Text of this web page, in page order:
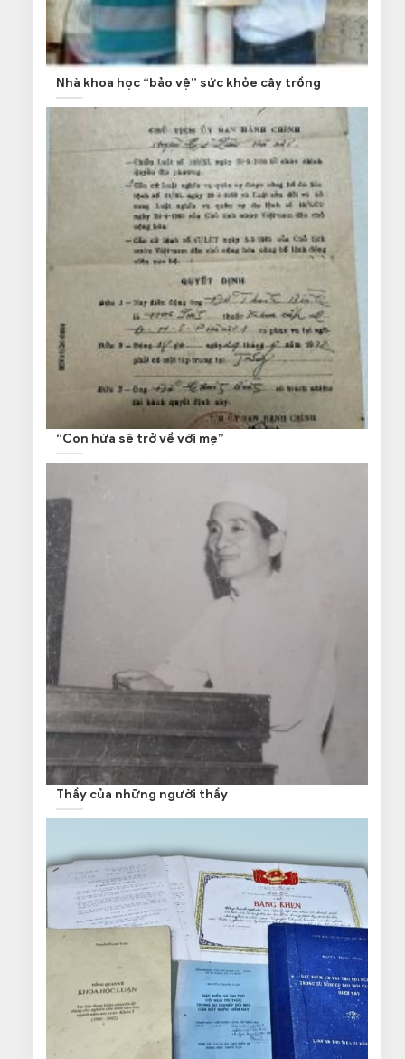
Nhà khoa học “bảo vệ” sức khỏe cây trồng
“Con hứa sẽ trở về với mẹ”
Thầy của những người thầy